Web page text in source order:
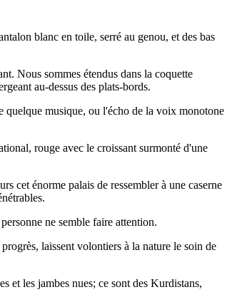
blanc en toile, serré au genou, et des bas
Nous sommes étendus dans la coquette
au-dessus des plats-bords.
quelque musique, ou l'écho de la voix monotone
rouge avec le croissant surmonté d'une
cet énorme palais de ressembler à une caserne
ne semble faire attention.
laissent volontiers à la nature le soin de
et les jambes nues; ce sont des Kurdistans,